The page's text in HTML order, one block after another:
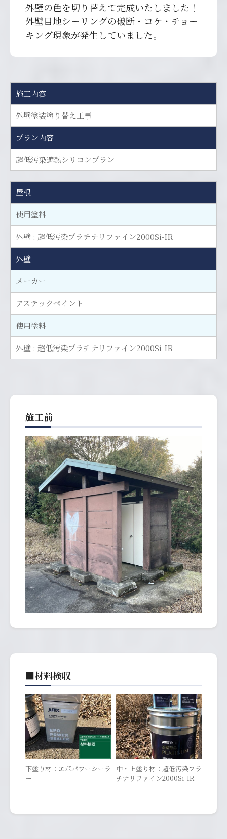
外壁の色を切り替えて完成いたしました！
外壁目地シーリングの破断・コケ・チョー
キング現象が発生していました。
施工内容
外壁塗装塗り替え工事
プラン内容
超低汚染遮熱シリコンプラン
屋根
使用塗料
外壁 : 超低汚染プラチナリファイン2000Si-IR
外壁
メーカー
アステックペイント
使用塗料
外壁 : 超低汚染プラチナリファイン2000Si-IR
施工前
■材料検収
下塗り材：エポパワーシーラ
ー
中・上塗り材：超低汚染プラ
チナリファイン2000Si-IR